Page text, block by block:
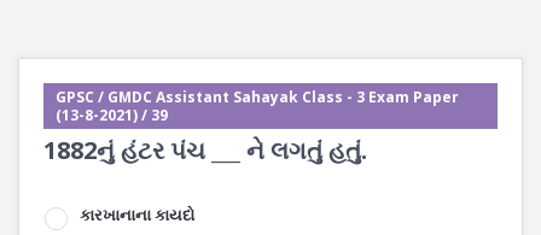
GPSC / GMDC Assistant Sahayak Class - 3 Exam Paper
(13-8-2021) / 39
1882નું હંટર પંચ ___ ને લગતું હતું.
કારખાનાના કાયદો